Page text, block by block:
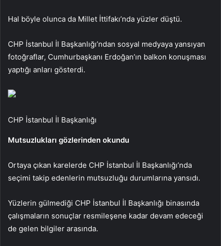
Hal böyle olunca da Millet İttifakı’nda yüzler düştü.
CHP İstanbul İl Başkanlığı’ndan sosyal medyaya yansıyan
fotoğraflar, Cumhurbaşkanı Erdoğan’ın balkon konuşması
yaptığı anları gösterdi.
CHP İstanbul İl Başkanlığı
Mutsuzlukları gözlerinden okundu
Ortaya çıkan karelerde CHP İstanbul İl Başkanlığı’nda
seçimi takip edenlerin mutsuzluğu durumlarına yansıdı.
Yüzlerin gülmediği CHP İstanbul İl Başkanlığı binasında
çalışmaların sonuçlar resmileşene kadar devam edeceği
de gelen bilgiler arasında.